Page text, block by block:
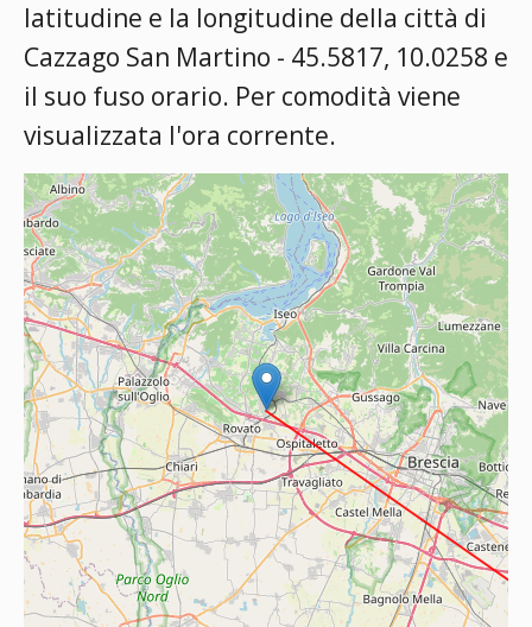
latitudine e la longitudine della città di
Cazzago San Martino - 45.5817, 10.0258 e
il suo fuso orario. Per comodità viene
visualizzata l'ora corrente.